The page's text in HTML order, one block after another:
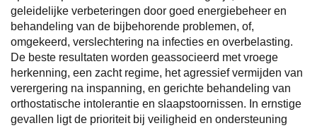
geleidelijke verbeteringen door goed energiebeheer en
behandeling van de bijbehorende problemen, of,
omgekeerd, verslechtering na infecties en overbelasting.
De beste resultaten worden geassocieerd met vroege
herkenning, een zacht regime, het agressief vermijden van
verergering na inspanning, en gerichte behandeling van
orthostatische intolerantie en slaapstoornissen. In ernstige
gevallen ligt de prioriteit bij veiligheid en ondersteuning